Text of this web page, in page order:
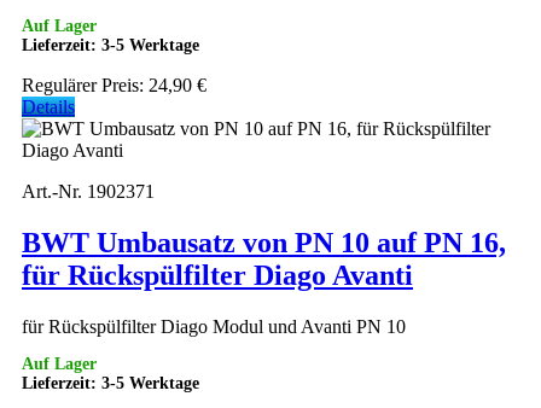
Auf Lager
Lieferzeit: 3-5 Werktage
Regulärer Preis: 24,90 €
Details
Art.-Nr. 1902371
BWT Umbausatz von PN 10 auf PN 16,
für Rückspülfilter Diago Avanti
für Rückspülfilter Diago Modul und Avanti PN 10
Auf Lager
Lieferzeit: 3-5 Werktage